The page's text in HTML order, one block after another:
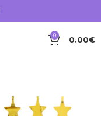
0 0.00€